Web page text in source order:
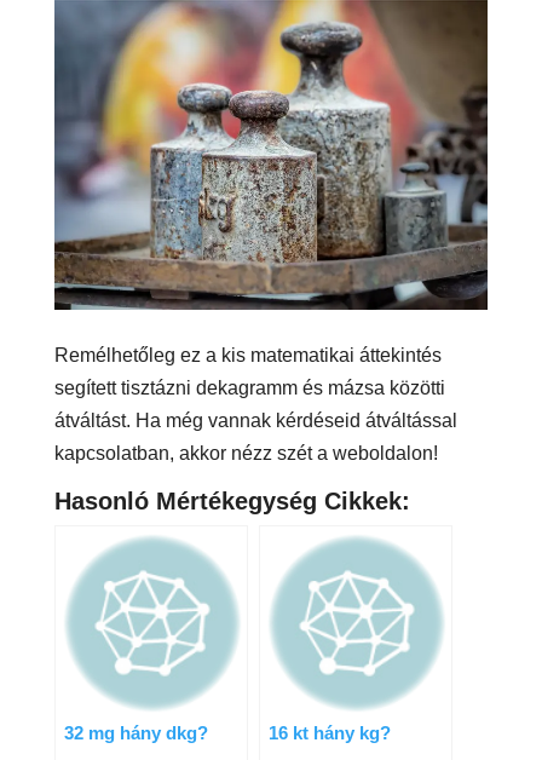
Remélhetőleg ez a kis matematikai áttekintés
segített tisztázni dekagramm és mázsa közötti
átváltást. Ha még vannak kérdéseid átváltással
kapcsolatban, akkor nézz szét a weboldalon!
Hasonló Mértékegység Cikkek:
32 mg hány dkg? 16 kt hány kg?